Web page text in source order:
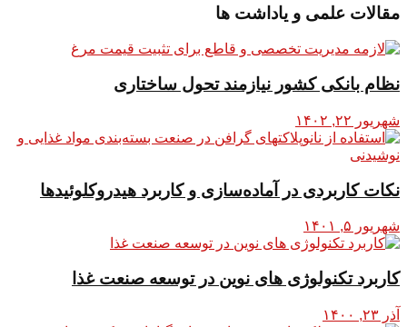
مقالات علمی و یاداشت ها
نظام بانکی کشور نیازمند تحول ساختاری
شهریور ۲۲, ۱۴۰۲
نکات کاربردی در آماده‌سازی و کاربرد هیدروکلوئیدها
شهریور ۵, ۱۴۰۱
کاربرد تکنولوژی های نوین در توسعه صنعت غذا
آذر ۲۳, ۱۴۰۰